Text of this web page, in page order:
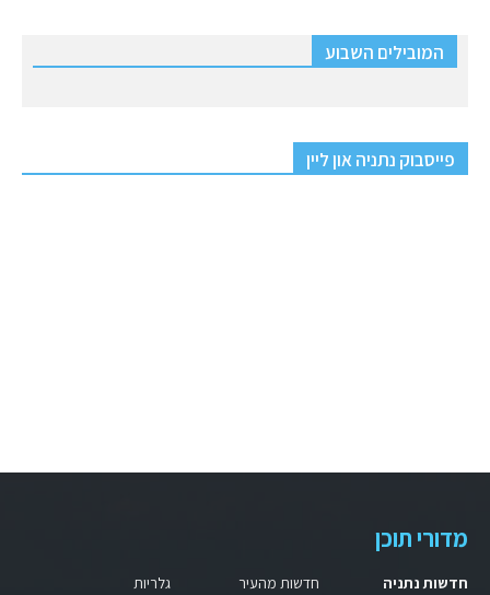
המובילים השבוע
פייסבוק נתניה און ליין
מדורי תוכן
חדשות נתניה
חדשות מהעיר
גלריות